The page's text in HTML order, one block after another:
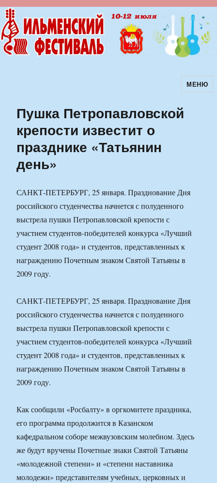
Ильменский фестиваль авторскойМЕНЮ
Пушка Петропавловской
крепости известит о
празднике «Татьянин
день»
САНКТ-ПЕТЕРБУРГ, 25 января. Празднование Дня
российского студенчества начнется с полуденного
выстрела пушки Петропавловской крепости с
участием студентов-победителей конкурса «Лучший
студент 2008 года» и студентов, представленных к
награждению Почетным знаком Святой Татьяны в
2009 году.
САНКТ-ПЕТЕРБУРГ, 25 января. Празднование Дня
российского студенчества начнется с полуденного
выстрела пушки Петропавловской крепости с
участием студентов-победителей конкурса «Лучший
студент 2008 года» и студентов, представленных к
награждению Почетным знаком Святой Татьяны в
2009 году.
Как сообщили «Росбалту» в оргкомитете праздника,
его программа продолжится в Казанском
кафедральном соборе межвузовским молебном. Здесь
же будут вручены Почетные знаки Святой Татьяны
«молодежной степени» и «степени наставника
молодежи» представителям учебных, церковных и